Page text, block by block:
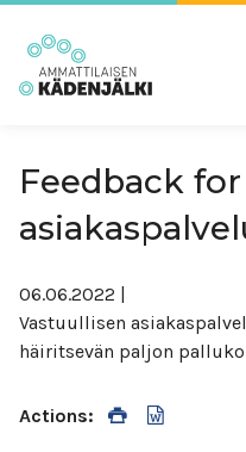
Feedback
06.06.2022 |
Vastuullisen
häiritsevän paljon
Actions: